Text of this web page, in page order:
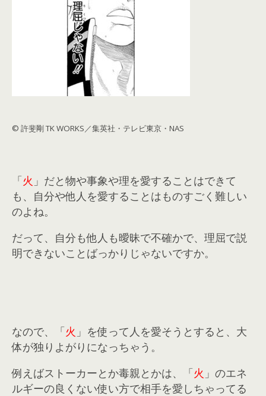
© 許斐剛 TK WORKS／集英社・テレビ東京・NAS
「火 」だと物や事象や理を愛することはできて
も、自分や他人を愛することはものすごく難しい
のよね。
だって、自分も他人も曖昧で不確かで、理屈で説
明できないことばっかりじゃないですか。
なので、「火 」を使って人を愛そうとすると、大
体が独りよがりになっちゃう。
例えばストーカーとか毒親とかは、「火 」のエネ
ルギーの良くない使い方で相手を愛しちゃってる